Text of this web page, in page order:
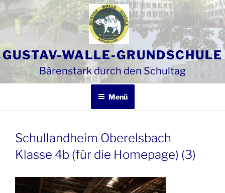
Zum
Inhalt
springen
GUSTAV-WALLE-GRUNDSCHULE
Bärenstark durch den Schultag
Menü
Schullandheim Oberelsbach
Klasse 4b (für die Homepage) (3)